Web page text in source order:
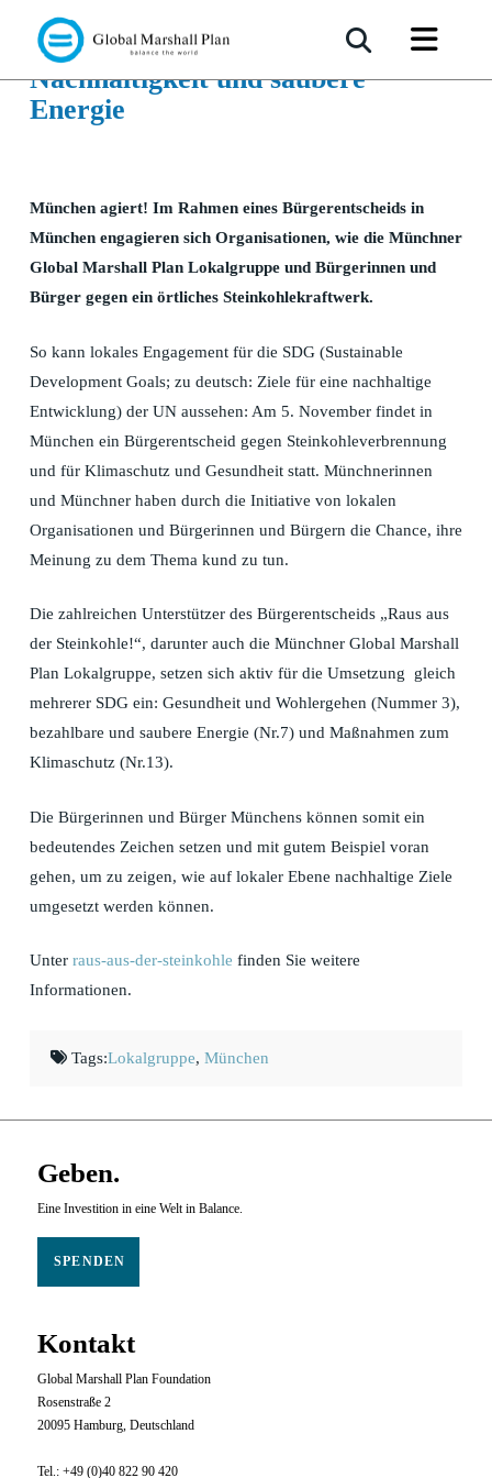
Lokales Engagement für
Nachhaltigkeit und saubere
Energie
München agiert! Im Rahmen eines Bürgerentscheids in
München engagieren sich Organisationen, wie die Münchner
Global Marshall Plan Lokalgruppe und Bürgerinnen und
Bürger gegen ein örtliches Steinkohlekraftwerk.
So kann lokales Engagement für die SDG (Sustainable
Development Goals; zu deutsch: Ziele für eine nachhaltige
Entwicklung) der UN aussehen: Am 5. November findet in
München ein Bürgerentscheid gegen Steinkohleverbrennung
und für Klimaschutz und Gesundheit statt. Münchnerinnen
und Münchner haben durch die Initiative von lokalen
Organisationen und Bürgerinnen und Bürgern die Chance, ihre
Meinung zu dem Thema kund zu tun.
Die zahlreichen Unterstützer des Bürgerentscheids „Raus aus
der Steinkohle!“, darunter auch die Münchner Global Marshall
Plan Lokalgruppe, setzen sich aktiv für die Umsetzung gleich
mehrerer SDG ein: Gesundheit und Wohlergehen (Nummer 3),
bezahlbare und saubere Energie (Nr.7) und Maßnahmen zum
Klimaschutz (Nr.13).
Die Bürgerinnen und Bürger Münchens können somit ein
bedeutendes Zeichen setzen und mit gutem Beispiel voran
gehen, um zu zeigen, wie auf lokaler Ebene nachhaltige Ziele
umgesetzt werden können.
Unter raus-aus-der-steinkohle finden Sie weitere
Informationen.
Tags:Lokalgruppe,München
Geben.
Eine Investition in eine Welt in Balance.
SPENDEN
Kontakt
Global Marshall Plan Foundation
Rosenstraße 2
20095 Hamburg, Deutschland
Tel.: +49 (0)40 822 90 420